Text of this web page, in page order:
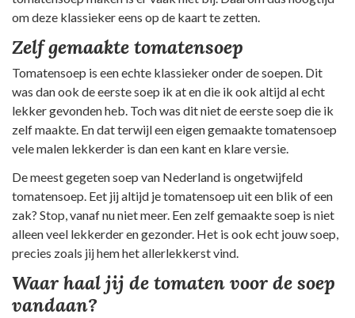
om deze klassieker eens op de kaart te zetten.
Zelf gemaakte tomatensoep
Tomatensoep is een echte klassieker onder de soepen. Dit
was dan ook de eerste soep ik at en die ik ook altijd al echt
lekker gevonden heb. Toch was dit niet de eerste soep die ik
zelf maakte. En dat terwijl een eigen gemaakte tomatensoep
vele malen lekkerder is dan een kant en klare versie.
De meest gegeten soep van Nederland is ongetwijfeld
tomatensoep. Eet jij altijd je tomatensoep uit een blik of een
zak? Stop, vanaf nu niet meer. Een zelf gemaakte soep is niet
alleen veel lekkerder en gezonder. Het is ook echt jouw soep,
precies zoals jij hem het allerlekkerst vind.
Waar haal jij de tomaten voor de soep
vandaan?